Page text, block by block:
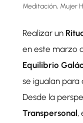
Meditación, Mujer
Realizar un
en este marzo
Equilibrio
se igualan para
Desde la
Transpersonal,